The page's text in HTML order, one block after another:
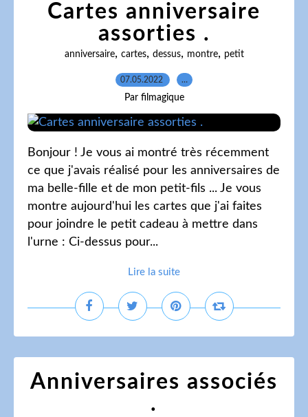
Cartes anniversaire
assorties .
anniversaire, cartes, dessus, montre, petit
07.05.2022 …
Par filmagique
Bonjour ! Je vous ai montré très récemment
ce que j'avais réalisé pour les anniversaires de
ma belle-fille et de mon petit-fils ... Je vous
montre aujourd'hui les cartes que j'ai faites
pour joindre le petit cadeau à mettre dans
l'urne : Ci-dessus pour...
Lire la suite
Anniversaires associés
.